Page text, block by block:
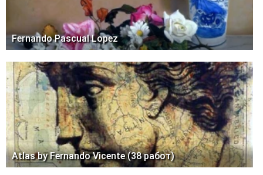
Fernando Pascual Lopez
Atlas by Fernando Vicente (38 работ)